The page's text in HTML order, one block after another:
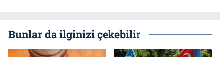
Bunlar da ilginizi çekebilir